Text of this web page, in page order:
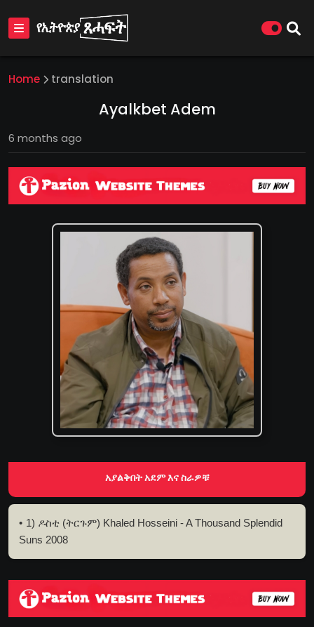
Home translation
Ayalkbet Adem
6 months ago
አያልቅበት አደም እና ስራዎቹ
1) ዶስቲ (ትርጉም) Khaled Hosseini - A Thousand Splendid
Suns 2008